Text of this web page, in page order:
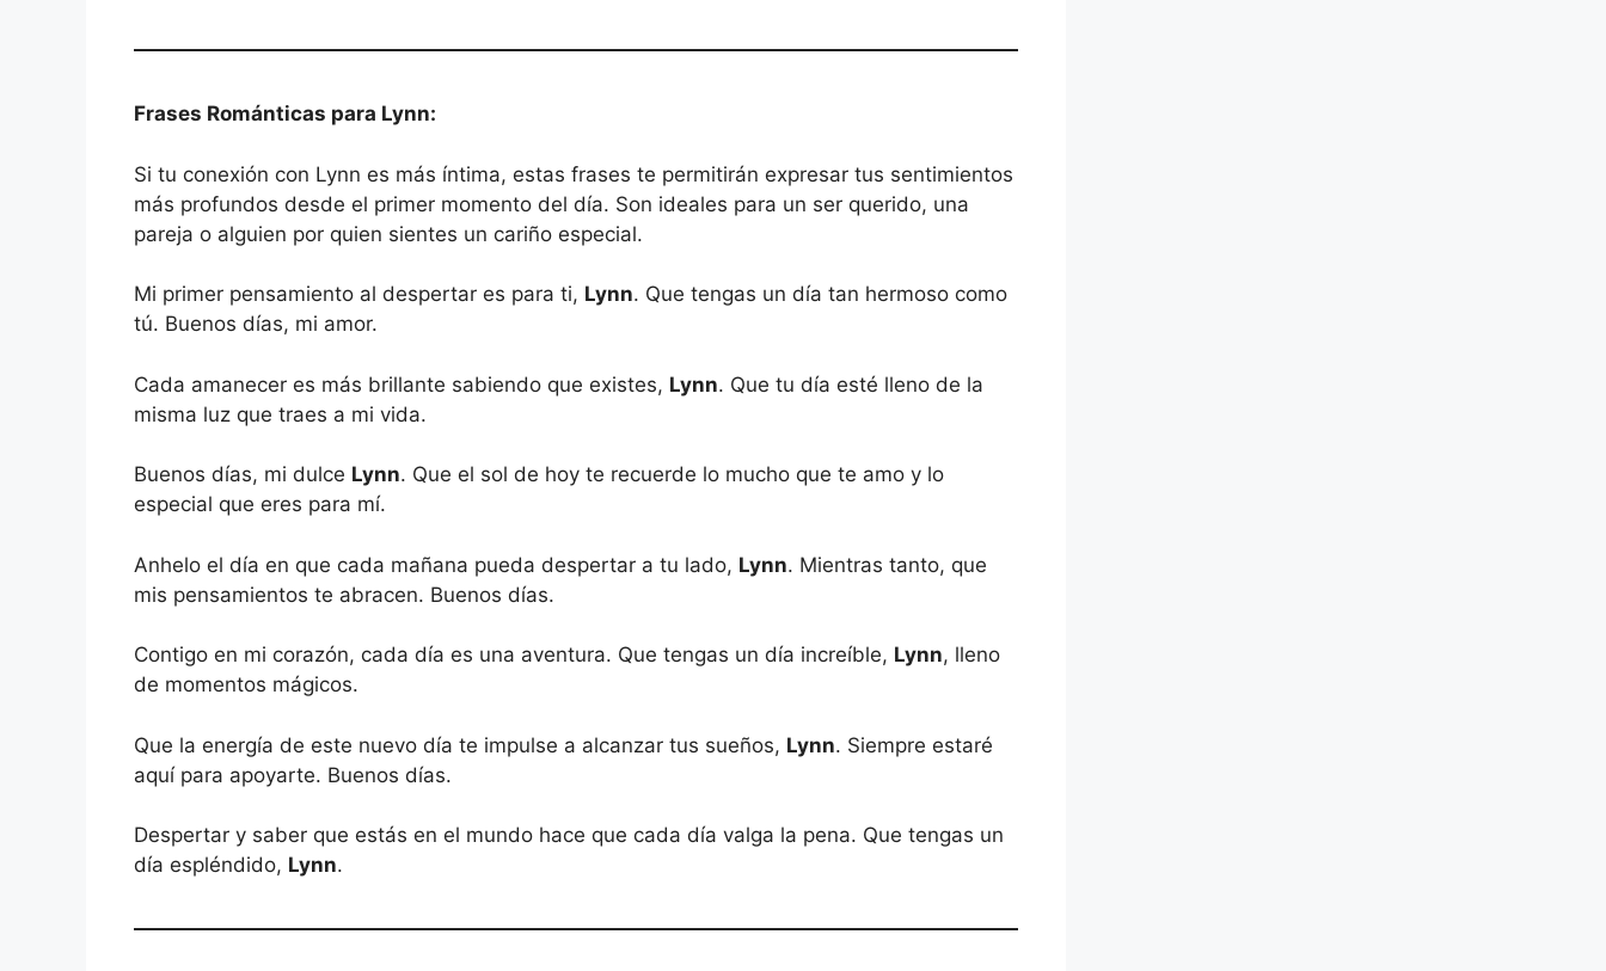
Frases Románticas para Lynn:
Si tu conexión con Lynn es más íntima, estas frases te permitirán expresar tus sentimientos
más profundos desde el primer momento del día. Son ideales para un ser querido, una
pareja o alguien por quien sientes un cariño especial.
Mi primer pensamiento al despertar es para ti, Lynn. Que tengas un día tan hermoso como
tú. Buenos días, mi amor.
Cada amanecer es más brillante sabiendo que existes, Lynn. Que tu día esté lleno de la
misma luz que traes a mi vida.
Buenos días, mi dulce Lynn. Que el sol de hoy te recuerde lo mucho que te amo y lo
especial que eres para mí.
Anhelo el día en que cada mañana pueda despertar a tu lado, Lynn. Mientras tanto, que
mis pensamientos te abracen. Buenos días.
Contigo en mi corazón, cada día es una aventura. Que tengas un día increíble, Lynn, lleno
de momentos mágicos.
Que la energía de este nuevo día te impulse a alcanzar tus sueños, Lynn. Siempre estaré
aquí para apoyarte. Buenos días.
Despertar y saber que estás en el mundo hace que cada día valga la pena. Que tengas un
día espléndido, Lynn.